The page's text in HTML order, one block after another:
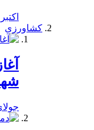
اکتبر 17, 2019
کشاورزی
جولای 1,